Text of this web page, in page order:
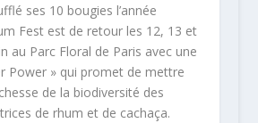
ses 10 bougies l’année
Fest est de retour les 12, 13 et
au Parc Floral de Paris avec une
Power » qui promet de mettre
de la biodiversité des
de rhum et de cachaça.